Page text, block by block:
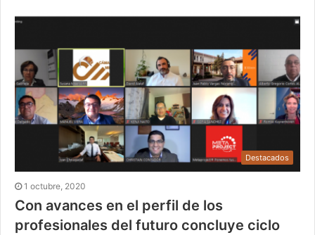
Destacados
1 octubre, 2020
Con avances en el perfil de los
profesionales del futuro concluye ciclo